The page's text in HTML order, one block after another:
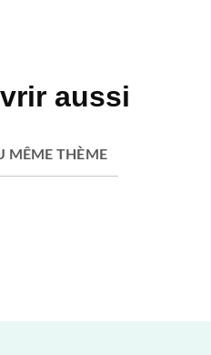
aussi
MÊME THÈME